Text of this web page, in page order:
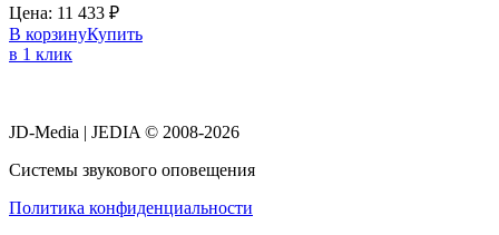
Цена: 11 433 ₽
В корзинуКупить
в 1 клик
JD-Media | JEDIA © 2008-2026
Системы звукового оповещения
Политика конфиденциальности